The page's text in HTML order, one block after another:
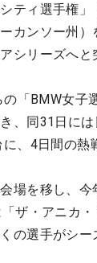
ティ選手権
カンソー州
シリーズへと
「BMW女子
、同31日に
、4日間の熱
場を移し、
ザ・アニカ
の選手がシー